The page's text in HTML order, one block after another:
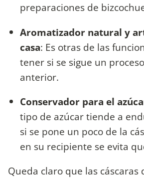
preparaciones de
Aromatizador natural y
casa: Es otras de las
tener si se sigue un
anterior.
Conservador para el
tipo de azúcar tiende a
si se pone un poco de la
en su recipiente se evita
Queda claro que las cáscaras